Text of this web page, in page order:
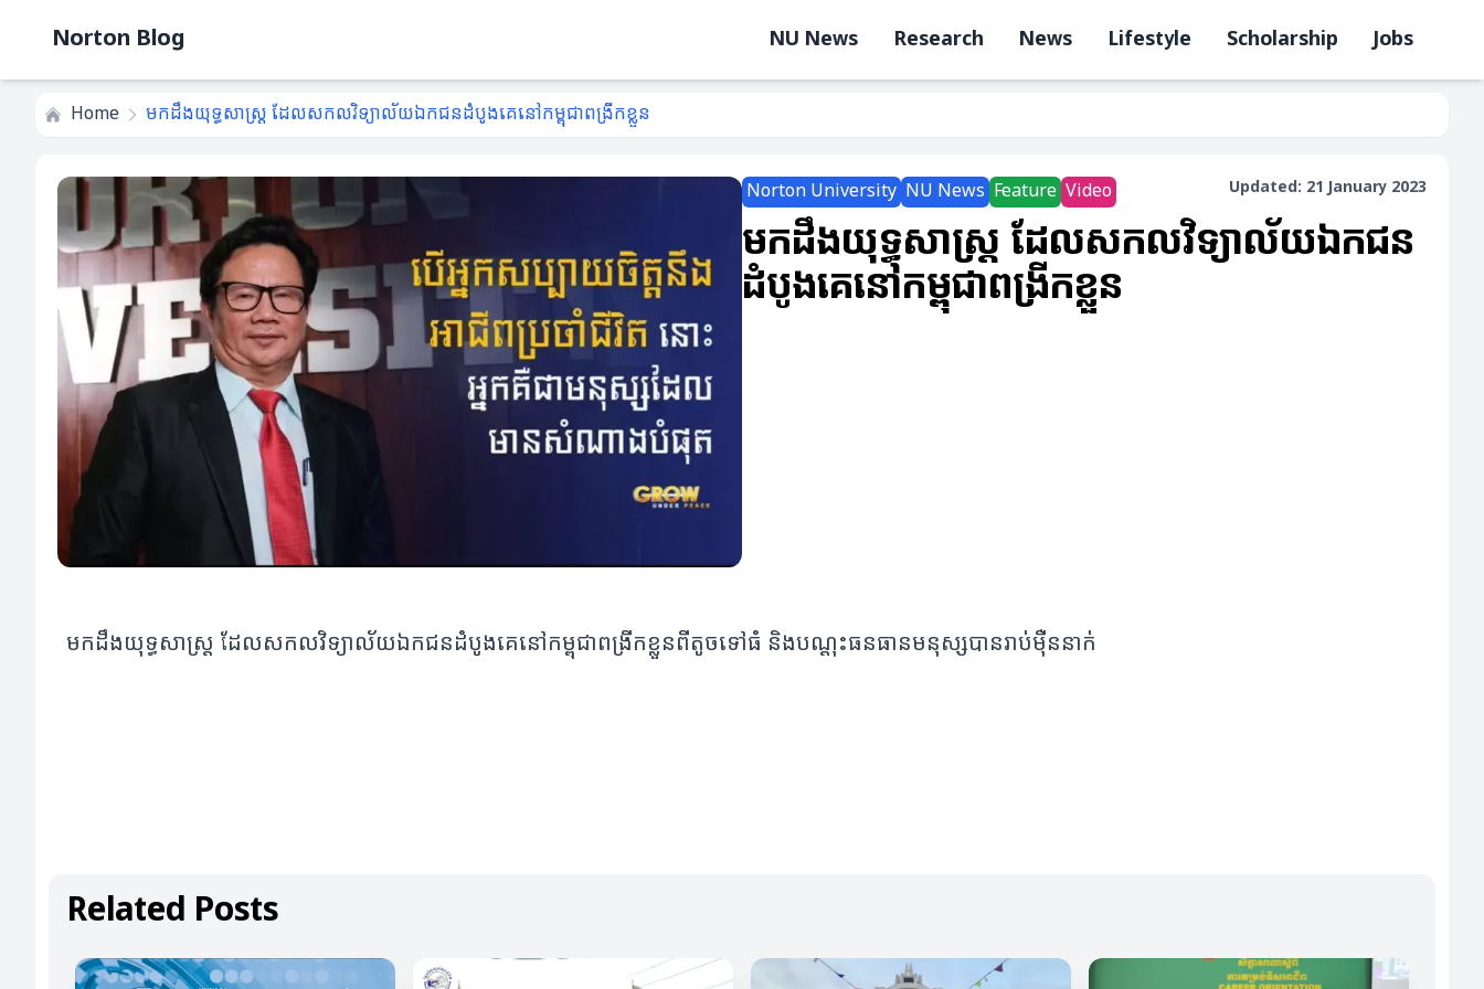
Norton Blog NU News Research News Lifestyle Scholarship Jobs
Home មកដឹងយុទ្ធសាស្ត្រ ដែលសកលវិទ្យាល័យឯកជនដំបូងគេនៅកម្ពុជាពង្រីកខ្លួន
Norton University NU News Feature Video Updated: 21 January 2023
មកដឹងយុទ្ធសាស្ត្រ ដែលសកលវិទ្យាល័យឯកជន
ដំបូងគេនៅកម្ពុជាពង្រីកខ្លួន
មកដឹងយុទ្ធសាស្ត្រ ដែលសកលវិទ្យាល័យឯកជនដំបូងគេនៅកម្ពុជាពង្រីកខ្លួនពីតូចទៅធំ និងបណ្តុះធនធានមនុស្សបានរាប់ម៉ឺននាក់
Related Posts